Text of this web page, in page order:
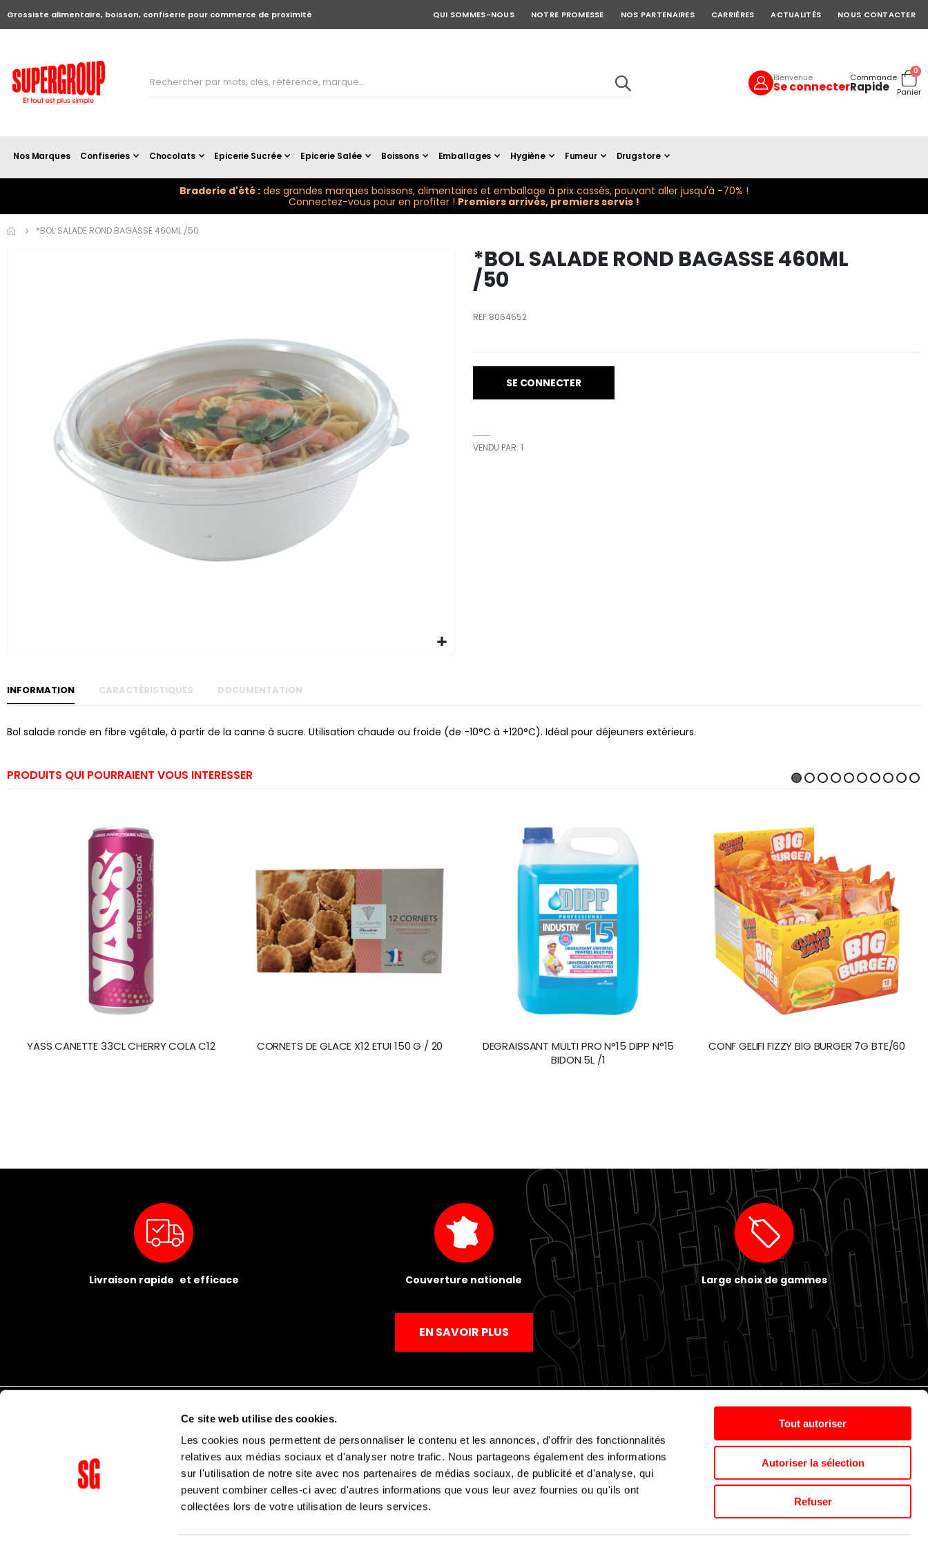
Ce site web utilise des cookies.
Les cookies nous permettent de personnaliser le contenu et les annonces, d'offrir des fonctionnalités
relatives aux médias sociaux et d'analyser notre trafic. Nous partageons également des informations
sur l'utilisation de notre site avec nos partenaires de médias sociaux, de publicité et d'analyse, qui
peuvent combiner celles-ci avec d'autres informations que vous leur avez fournies ou qu'ils ont
collectées lors de votre utilisation de leurs services.
Tout autoriser
Autoriser la sélection
Refuser
Grossiste alimentaire, boisson, confiserie pour commerce de proximité QUI SOMMES-NOUS NOTRE PROMESSE NOS PARTENAIRES CARRIÈRES ACTUALITÉS NOUS CONTACTER
Bienvenue
Se connecter
Commande
Rapide Cart
0
Panier
Nos Marques Confiseries Chocolats Epicerie Sucrée Epicerie Salée Boissons Emballages Hygiène Fumeur Drugstore
Braderie d'été : des grandes marques boissons, alimentaires et emballage à prix cassés, pouvant aller jusqu'à -70% !
Connectez-vous pour en profiter ! Premiers arrivés, premiers servis !
*BOL SALADE ROND BAGASSE 460ML /50
the
*BOL SALADE ROND BAGASSE 460ML
/50
REF.8064652
SE CONNECTER
VENDU PAR: 1
INFORMATION
Bol salade ronde en fibre vgétale, à partir de la canne à sucre. Utilisation chaude ou froide (de -10°C à +120°C). Idéal pour déjeuners extérieurs.
CARACTÉRISTIQUES DOCUMENTATION
PRODUITS QUI POURRAIENT VOUS INTERESSER
YASS CANETTE 33CL CHERRY COLA C12 CORNETS DE GLACE X12 ETUI 150 G / 20
DEGRAISSANT MULTI PRO N°15 DIPP N°15
BIDON 5L /1
CONF GELIFI FIZZY BIG BURGER 7G BTE/60
Livraison rapide et efficace Couverture nationale Large choix de gammes
EN SAVOIR PLUS
Mentions légales Politique de confidentialité CGV Politique de cookies Nos agences Espace presse